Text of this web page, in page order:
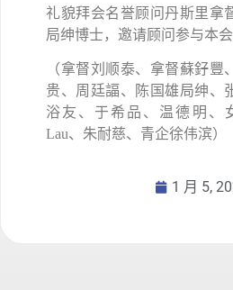
礼貌拜会名誉顾问丹斯里拿
局绅博士，邀请顾问参与本
（拿督刘顺泰、拿督蘇釨豐
贵、周廷諨、陈国雄局绅、
浴友、于希品、温德明、
Lau、朱耐慈、青企徐伟滨）
1 月 5,